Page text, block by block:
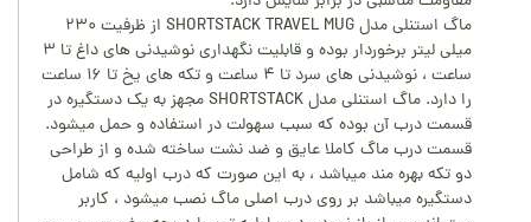
ماگ استنلی مدل SHORTSTACK TRAVEL MUG از ظرفیت ۲۳۰
میلی لیتر برخوردار بوده و قابلیت نگهداری نوشیدنی های داغ تا ۳
ساعت ، نوشیدنی های سرد تا ۴ ساعت و تکه های یخ تا ۱۶ ساعت
را دارد. ماگ استنلی مدل SHORTSTACK مجهز به یک دستگیره در
قسمت درب آن بوده که سبب سهولت در استفاده و حمل میشود.
قسمت درب ماگ کاملا عایق و ضد نشت ساخته شده و از طراحی
دو تکه بهره مند میباشد ، به این صورت که درب اولیه که شامل
دستگیره میباشد بر روی درب اصلی ماگ نصب میشود ، کاربر